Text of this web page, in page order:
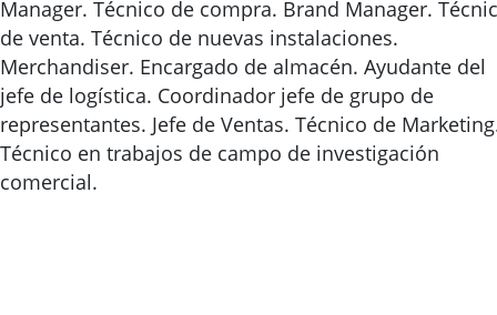
Manager. Técnico de compra. Brand Manager.
de venta. Técnico de nuevas instalaciones.
Merchandiser. Encargado de almacén. Ayudante del
jefe de logística. Coordinador jefe de grupo de
representantes. Jefe de Ventas. Técnico de
Técnico en trabajos de campo de investigación
comercial.